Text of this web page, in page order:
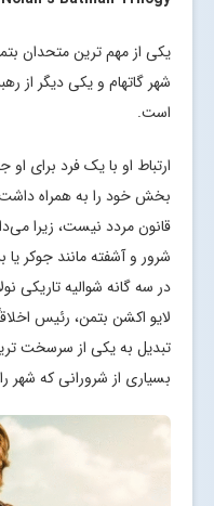
یکی از مهم ترین متحدان
شهر گاتهام و یکی دیگر از
است.
ارتباط او با یک فرد برای
بخش خود را به همراه داشت.
قانون مردد نیست، زیرا
شرور و آشفته مانند جوکر
در سه گانه شوالیه تاریکی
لایو اکشن بتمن، رئیس
تبدیل به یکی از سرسخت
بسیاری از شرورانی که شهر